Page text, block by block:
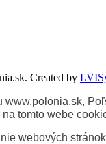
Created by
www.polonia.sk,
tomto webe
webových